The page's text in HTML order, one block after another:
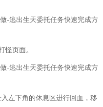
怪页面。
左下角的休息区进行回血，移